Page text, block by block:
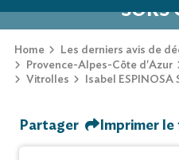
SORS
Home
Les derniers avis de
Provence-Alpes-Côte d'Azur
Vitrolles
Isabel ESPINOSA
Faire-part
Partager Imprimer